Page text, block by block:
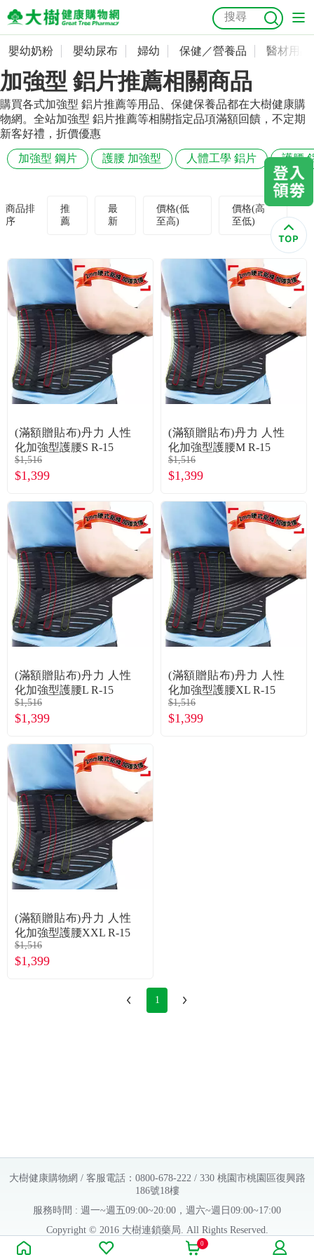
嬰幼奶粉
嬰幼尿布
婦幼
保健／營養品
醫材用品
美容／個人清潔
食品／健康食補
寵物
名人嚴選
優惠活動
關於我們
合作提案
購物流程
會員專區
常見問題
折價券、紅利說明
抗菌 尿布 大樹獨家 益生菌 魚油 幼兒米餅 貓砂
奶瓶奶嘴
會員資料及密碼修改
常用收件人清單
訂單查詢
收藏清單
紅利點數查詢
優惠券領取
優惠券查詢
登入
嬰幼奶粉 嬰幼尿布 婦幼 保健／營養品 醫材用品
加強型 鋁片推薦相關商品
購買各式加強型 鋁片推薦等用品、保健保養品都在大樹健康購
物網。全站加強型 鋁片推薦等相關指定品項滿額回饋，不定期
新客好禮，折價優惠
加強型 鋼片 護腰 加強型 人體工學 鋁片 護腰
商品排
序
推
薦
最
新
價格(低
至高)
價格(高
至低)
(滿額贈貼布)丹力 人性
化加強型護腰S R-15
$1,516
$1,399
(滿額贈貼布)丹力 人性
化加強型護腰M R-15
$1,516
$1,399
(滿額贈貼布)丹力 人性
化加強型護腰L R-15
$1,516
$1,399
(滿額贈貼布)丹力 人性
化加強型護腰XL R-15
$1,516
$1,399
(滿額贈貼布)丹力 人性
化加強型護腰XXL R-15
$1,516
$1,399
1
大樹健康購物網 / 客服電話：0800-678-222 / 330 桃園市桃園區復興路
186號18樓
服務時間 : 週一~週五09:00~20:00，週六~週日09:00~17:00
Copyright © 2016 大樹連鎖藥局. All Rights Reserved.
販售業者資料：
0